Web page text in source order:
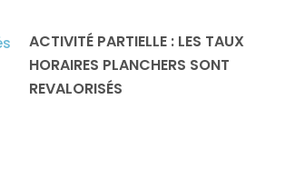
ACTIVITÉ PARTIELLE : LES TAUX
HORAIRES PLANCHERS SONT
REVALORISÉS